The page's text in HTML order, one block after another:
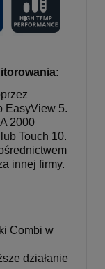
EasyView 5.
2000
Touch 10.
innej firmy.
Combi w
działanie